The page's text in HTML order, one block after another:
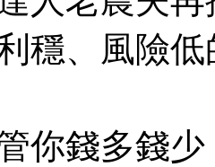
穩、風險
你錢多錢